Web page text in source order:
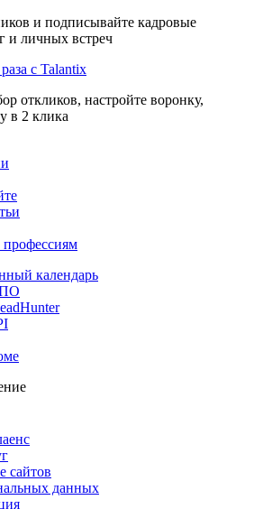
и подписывайте кадровые
и личных встреч
с Talantix
откликов, настройте воронку,
в 2 клика
календарь
ПО
сайтов
данных